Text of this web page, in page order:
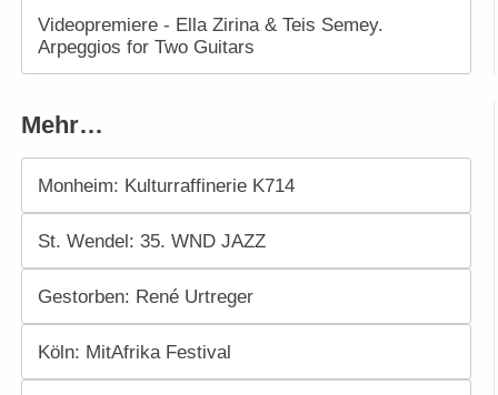
Videopremiere - Ella Zirina & Teis Semey.
Arpeggios for Two Guitars
Mehr…
Monheim: Kulturraffinerie K714
St. Wendel: 35. WND JAZZ
Gestorben: René Urtreger
Köln: MitAfrika Festival